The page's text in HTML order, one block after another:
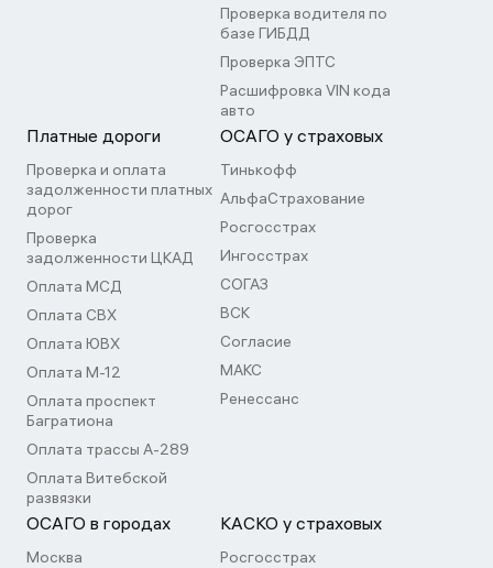
Проверка водителя по
базе ГИБДД
Проверка ЭПТС
Расшифровка VIN кода
авто
Платные дороги
Проверка и оплата
задолженности платных
дорог
Проверка
задолженности ЦКАД
Оплата МСД
Оплата СВХ
Оплата ЮВХ
Оплата М-12
Оплата проспект
Багратиона
Оплата трассы А-289
Оплата Витебской
развязки
ОСАГО у страховых
Тинькофф
АльфаСтрахование
Росгосстрах
Ингосстрах
СОГАЗ
ВСК
Согласие
МАКС
Ренессанс
ОСАГО в городах
Москва
КАСКО у страховых
Росгосстрах